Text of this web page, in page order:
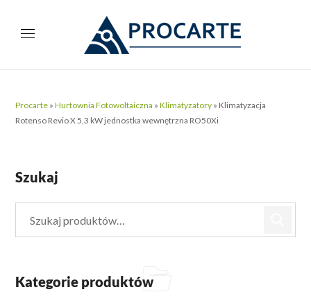
Procarte »Hurtownia Fotowoltaiczna »Klimatyzatory » Klimatyzacja
Rotenso Revio X 5,3 kW jednostka wewnętrzna RO50Xi
Szukaj
Kategorie produktów